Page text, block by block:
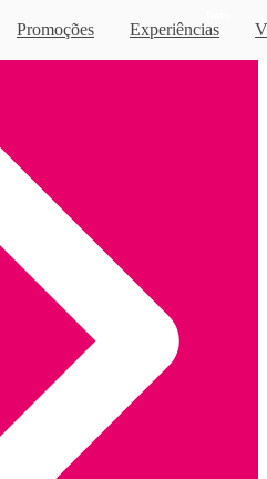
Promoções Experiências